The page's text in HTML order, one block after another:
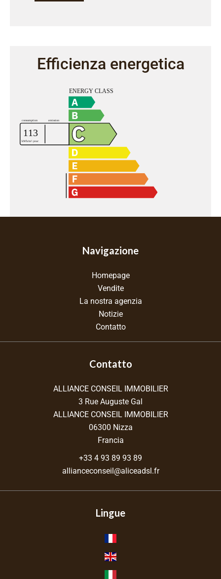
Efficienza energetica
Navigazione
Homepage
Vendite
La nostra agenzia
Notizie
Contatto
Contatto
ALLIANCE CONSEIL IMMOBILIER
3 Rue Auguste Gal
ALLIANCE CONSEIL IMMOBILIER
06300 Nizza
Francia
+33 4 93 89 93 89
allianceconseil@aliceadsl.fr
Lingue